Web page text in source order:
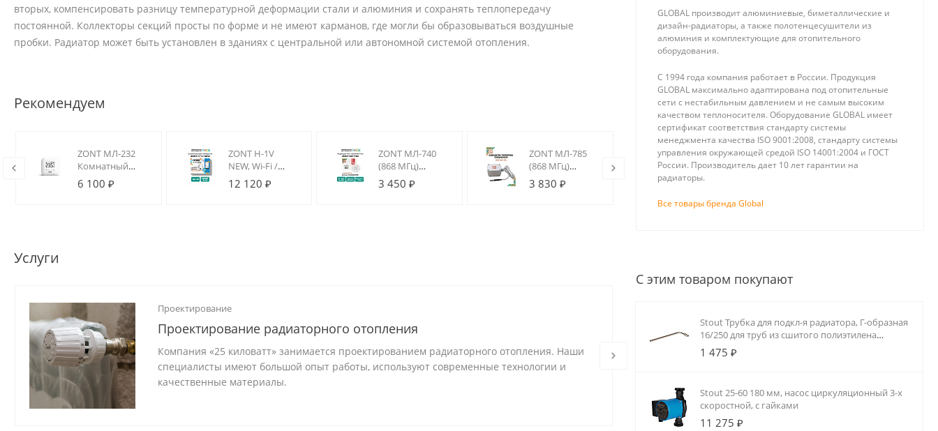
вторых, компенсировать разницу температурной деформации стали и алюминия и сохранять теплопередачу
постоянной. Коллекторы секций просты по форме и не имеют карманов, где могли бы образовываться воздушные
пробки. Радиатор может быть установлен в зданиях с центральной или автономной системой отопления.
Рекомендуем
ZONT МЛ-232
Комнатный
термостат с
интерфейсом
6 100 ₽
ZONT H-1V
NEW, Wi-Fi /
GSM термостат
для котлов на
12 120 ₽
ZONT МЛ-740
(868 МГц)
Радиодатчик
температуры
3 450 ₽
ZONT МЛ-785
(868 МГц)
Радиодатчик
температуры
3 830 ₽
Stout mini 25-40
180 мм, насос
циркуляционный
19 635 ₽
Stout 25-60 180
мм, насос
Услуги
Проектирование
Проектирование радиаторного отопления
Компания «25 киловатт» занимается проектированием радиаторного отопления. Наши
специалисты имеют большой опыт работы, используют современные технологии и
качественные материалы.
Монтаж радиаторного
систему автоматики.
GLOBAL производит алюминиевые, биметаллические и
дизайн-радиаторы, а также полотенцесушители из
алюминия и комплектующие для отопительного
оборудования.
С 1994 года компания работает в России. Продукция
GLOBAL максимально адаптирована под отопительные
сети с нестабильным давлением и не самым высоким
качеством теплоносителя. Оборудование GLOBAL имеет
сертификат соответствия стандарту системы
менеджмента качества ISO 9001:2008, стандарту системы
управления окружающей средой ISO 14001:2004 и ГОСТ
России. Производитель дает 10 лет гарантии на
радиаторы.
Все товары бренда Global
С этим товаром покупают
Stout Трубка для подкл-я радиатора, Г-образная
16/250 для труб из сшитого полиэтилена
аксиальный
1 475 ₽
Stout 25-60 180 мм, насос циркуляционный 3-х
скоростной, с гайками
11 275 ₽